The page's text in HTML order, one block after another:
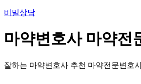
비밀상담
마약변호사 마약전
잘하는 마약변호사 추천 마약전문변호사